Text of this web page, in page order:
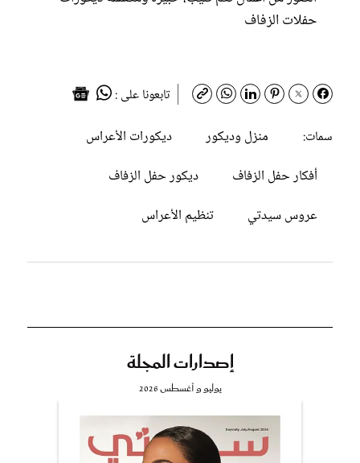
حفلات الزفاف
تابعونا على :
سمات:
منزل وديكور
ديكورات الأعراس
أفكار حفل الزفاف
ديكور حفل الزفاف
عروس سيدتي
تنظيم الأعراس
إصدارات المجلة
يوليو و أغسطس 2026